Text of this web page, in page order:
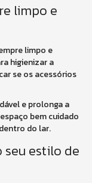
limpo e
limpo e
higienizar a
se os acessórios
e prolonga a
bem cuidado
do lar.
seu estilo de